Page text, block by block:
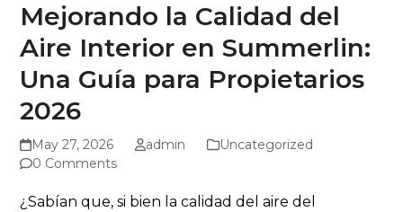
Mejorando la Calidad del
Aire Interior en Summerlin:
Una Guía para Propietarios
2026
May 27, 2026 admin
Uncategorized
0 Comments
¿Sabían que, si bien la calidad del aire del